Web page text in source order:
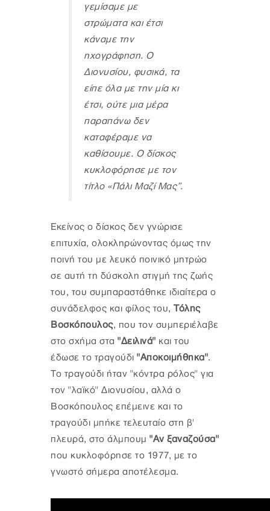
γεμίσαμε με
στρώματα και έτσι
κάναμε την
ηχογράφηση. Ο
Διονυσίου, φυσικά, τα
είπε όλα με την μία κι
έτσι, ούτε μια μέρα
παραπάνω δεν
καταφέραμε να
καθίσουμε. Ο δίσκος
κυκλοφόρησε με τον
τίτλο «Πάλι Mαζί Mας”.
Εκείνος ο δίσκος δεν γνώρισε
επιτυχία, ολοκληρώνοντας όμως την
ποινή του με λευκό ποινικό μητρώο
σε αυτή τη δύσκολη στιγμή της ζωής
του, του συμπαραστάθηκε ιδιαίτερα ο
συνάδελφος και φίλος του, Τόλης
Βοσκόπουλος, που τον συμπεριέλαβε
στο σχήμα στα "Δειλινά" και του
έδωσε το τραγούδι "Αποκοιμήθηκα".
Το τραγούδι ήταν "κόντρα ρόλος" για
τον "λαϊκό" Διονυσίου, αλλά ο
Βοσκόπουλος επέμεινε και το
τραγούδι μπήκε τελευταίο στη β'
πλευρά, στο άλμπουμ "Αν ξαναζούσα"
που κυκλοφόρησε το 1977, με το
γνωστό σήμερα αποτέλεσμα.